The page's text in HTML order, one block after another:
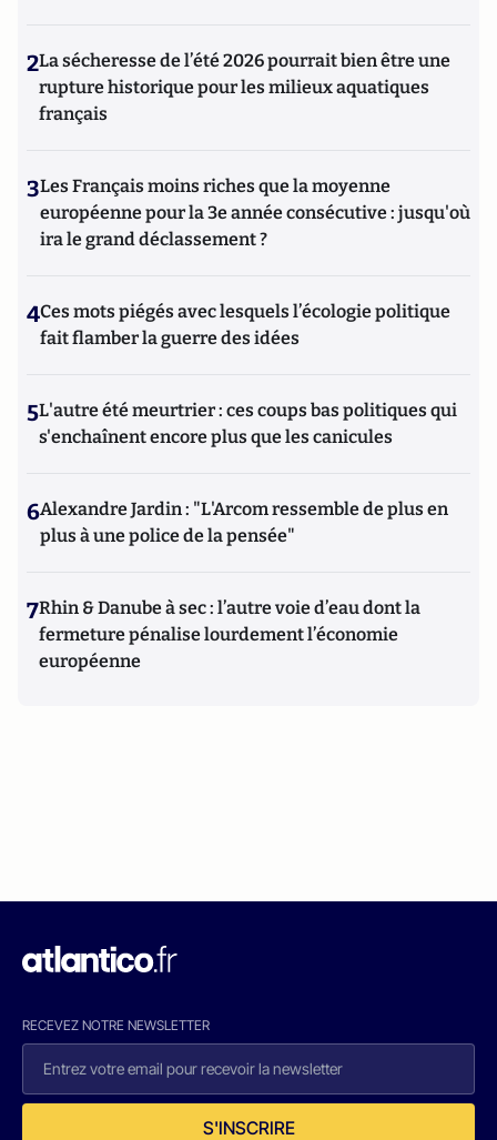
2La sécheresse de l’été 2026 pourrait bien être une
rupture historique pour les milieux aquatiques
français
3Les Français moins riches que la moyenne
européenne pour la 3e année consécutive : jusqu'où
ira le grand déclassement ?
4Ces mots piégés avec lesquels l’écologie politique
fait flamber la guerre des idées
5L'autre été meurtrier : ces coups bas politiques qui
s'enchaînent encore plus que les canicules
6Alexandre Jardin : "L'Arcom ressemble de plus en
plus à une police de la pensée"
7Rhin & Danube à sec : l’autre voie d’eau dont la
fermeture pénalise lourdement l’économie
européenne
RECEVEZ NOTRE NEWSLETTER
S'INSCRIRE